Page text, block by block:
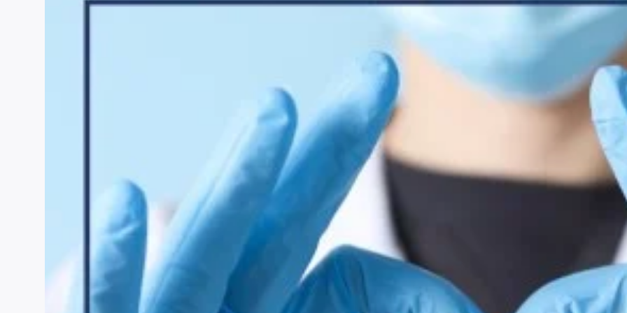
Raport o stanie zapewniania
dostępności podmiotu
publicznego
medycznej
Koordynatorzy Leczenia
Onkologicznego
Radioterapia
Pracownie
Opieka Paliatywna i
Długoterminowa
Fizjoterapia
Laboratorium
Centralna Sterylizatornia
Zespół Kontroli Zakażeń
Przewodnik